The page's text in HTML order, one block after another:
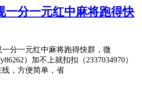
一分一元红中麻将跑得快
分一元红中麻将跑得快群，微
）加不上就扣扣（2337034970）
，方便简单，省